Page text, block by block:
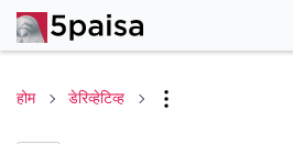
होम डेरिव्हेटिव्ह